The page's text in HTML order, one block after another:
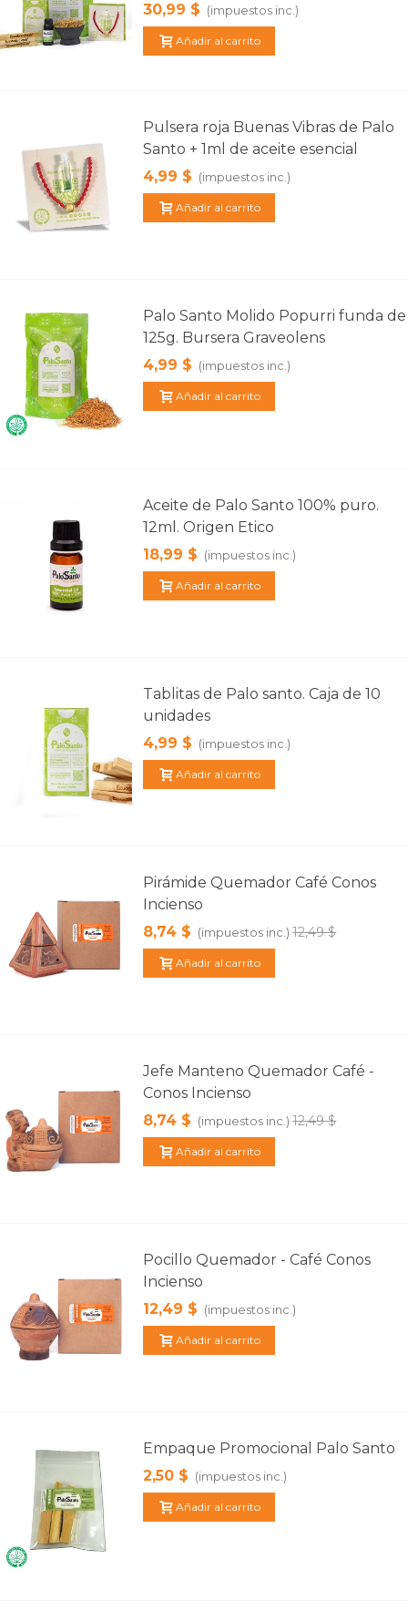
30,99 $ (impuestos inc.)
Añadir al carrito
Pulsera roja Buenas Vibras de Palo
Santo + 1ml de aceite esencial
4,99 $ (impuestos inc.)
Añadir al carrito
Palo Santo Molido Popurri funda de
125g. Bursera Graveolens
4,99 $ (impuestos inc.)
Añadir al carrito
Aceite de Palo Santo 100% puro.
12ml. Origen Etico
18,99 $ (impuestos inc.)
Añadir al carrito
Tablitas de Palo santo. Caja de 10
unidades
4,99 $ (impuestos inc.)
Añadir al carrito
Pirámide Quemador Café Conos
Incienso
8,74 $ (impuestos inc.) 12,49 $
Añadir al carrito
Jefe Manteno Quemador Café -
Conos Incienso
8,74 $ (impuestos inc.) 12,49 $
Añadir al carrito
Pocillo Quemador - Café Conos
Incienso
12,49 $ (impuestos inc.)
Añadir al carrito
Empaque Promocional Palo Santo
2,50 $ (impuestos inc.)
Añadir al carrito